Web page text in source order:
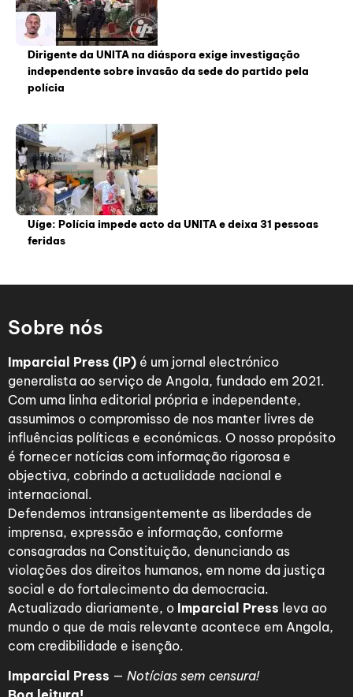
Dirigente da UNITA na diáspora exige investigação
independente sobre invasão da sede do partido pela
polícia
Uíge: Polícia impede acto da UNITA e deixa 31 pessoas
feridas
Sobre nós
Imparcial Press (IP) é um jornal electrónico
generalista ao serviço de Angola, fundado em 2021.
Com uma linha editorial própria e independente,
assumimos o compromisso de nos manter livres de
influências políticas e económicas. O nosso propósito
é fornecer notícias com informação rigorosa e
objectiva, cobrindo a actualidade nacional e
internacional.
Defendemos intransigentemente as liberdades de
imprensa, expressão e informação, conforme
consagradas na Constituição, denunciando as
violações dos direitos humanos, em nome da justiça
social e do fortalecimento da democracia.
Actualizado diariamente, o Imparcial Press leva ao
mundo o que de mais relevante acontece em Angola,
com credibilidade e isenção.
Imparcial Press — Notícias sem censura!